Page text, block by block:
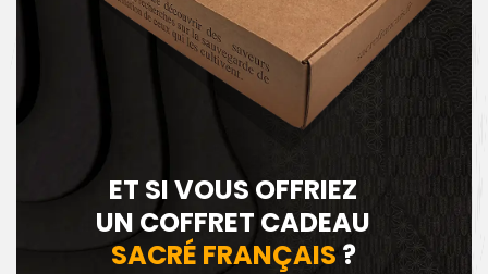
ET SI VOUS OFFRIEZ
UN COFFRET CADEAU
SACRÉ FRANÇAIS ?